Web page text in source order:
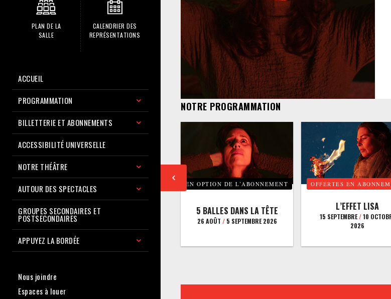
PLAN DE LA
SALLE
CALENDRIER DES
REPRÉSENTATIONS
ACCUEIL
PROGRAMMATION
BILLETTERIE ET ABONNEMENTS
ACCESSIBILITÉ UNIVERSELLE
NOTRE THÉÂTRE
AUTOUR DES SPECTACLES
GROUPES SECONDAIRES ET
POSTSECONDAIRES
APPUYEZ LA BORDÉE
Nous joindre
Espaces à louer
NOTRE PROGRAMMATION
EN OPTION DE L’ABONNEMENT
5 BALLES DANS LA TÊTE
26 AOÛT /5 SEPTEMBRE 2026
OFFERTES EN
L’EFFET LISA
15 SEPTEMBRE/10
2026